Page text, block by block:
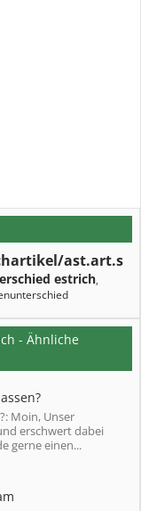
ast.art.s
estrich,
- Ähnliche
Moin, Unser
erschwert dabei
gerne einen...